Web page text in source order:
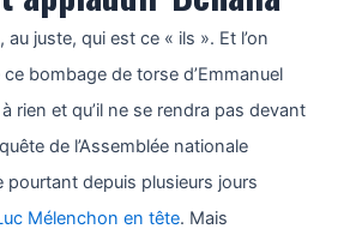
juste, qui est ce « ils ». Et l’on
bombage de torse d’Emmanuel
rien et qu’il ne se rendra pas devant
de l’Assemblée nationale
pourtant depuis plusieurs jours
Mélenchon en tête. Mais